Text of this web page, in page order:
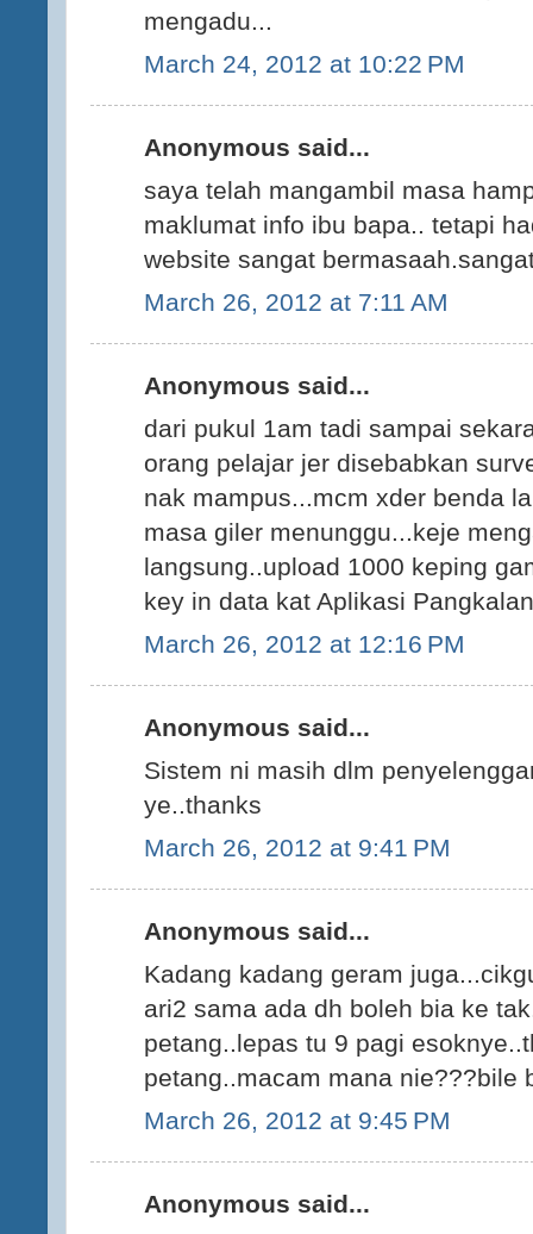
mengadu...
March 24, 2012 at 10:22 PM
Anonymous said...
saya telah mangambil masa
maklumat info ibu bapa.. tetapi
website sangat
March 26, 2012 at 7:11 AM
Anonymous said...
dari pukul 1am tadi sampai
orang pelajar jer disebabkan
nak mampus...mcm xder benda
masa giler menunggu...keje
langsung..upload 1000 keping
key in data kat Aplikasi
March 26, 2012 at 12:16 PM
Anonymous said...
Sistem ni masih dlm
ye..thanks
March 26, 2012 at 9:41 PM
Anonymous said...
Kadang kadang geram
ari2 sama ada dh boleh bia ke
petang..lepas tu 9 pagi
petang..macam mana nie???bile
March 26, 2012 at 9:45 PM
Anonymous said...